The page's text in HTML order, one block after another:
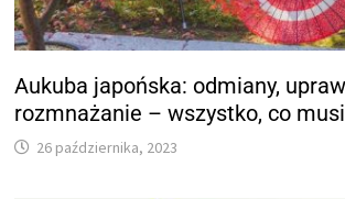
Aukuba japońska: odmiany,
rozmnażanie – wszystko, co
26 października, 2023